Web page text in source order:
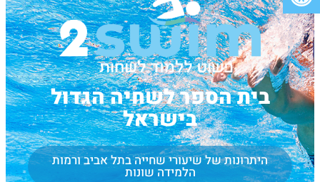
בית הספר לשחיה הגדול
בישראל
היתרונות של שיעורי שחייה בתל אביב ורמות
הלמידה שונות